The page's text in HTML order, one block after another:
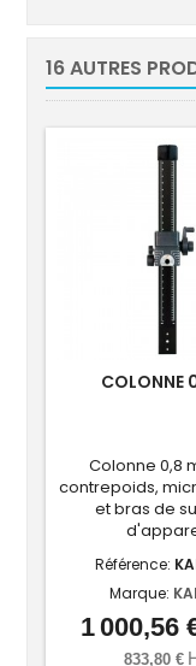
16 AUTRES
COLONNE
Colonne 0,8
contrepoids,
et bras de
Référence:
Marque:
Prix
1 000,56
833,80 €